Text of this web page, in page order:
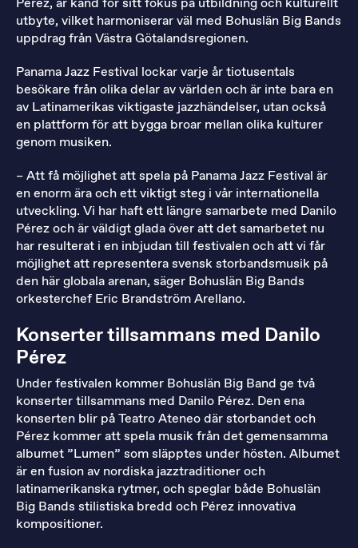
utbyte, vilket harmoniserar väl med Bohuslän Big Bands
uppdrag från Västra Götalandsregionen.
Panama Jazz Festival lockar varje år tiotusentals
besökare från olika delar av världen och är inte bara en
av Latinamerikas viktigaste jazzhändelser, utan också
en plattform för att bygga broar mellan olika kulturer
genom musiken.
– Att få möjlighet att spela på Panama Jazz Festival är
en enorm ära och ett viktigt steg i vår internationella
utveckling. Vi har haft ett längre samarbete med Danilo
Pérez och är väldigt glada över att det samarbetet nu
har resulterat i en inbjudan till festivalen och att vi får
möjlighet att representera svensk storbandsmusik på
den här globala arenan, säger Bohuslän Big Bands
orkesterchef Eric Brandström Arellano.
Konserter tillsammans med Danilo
Pérez
Under festivalen kommer Bohuslän Big Band ge två
konserter tillsammans med Danilo Pérez. Den ena
konserten blir på Teatro Ateneo där storbandet och
Pérez kommer att spela musik från det gemensamma
albumet ”Lumen” som släpptes under hösten. Albumet
är en fusion av nordiska jazztraditioner och
latinamerikanska rytmer, och speglar både Bohuslän
Big Bands stilistiska bredd och Pérez innovativa
kompositioner.